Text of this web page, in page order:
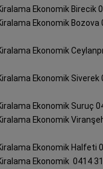
Ekonomik Birecik
Ekonomik Bozova
Ekonomik
Ekonomik Siverek
Ekonomik Suruç
Ekonomik
Ekonomik Halfeti
Ekonomik 0414